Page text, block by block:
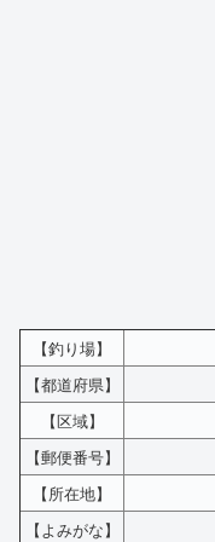
【釣り場】
【都道府県】
【区域】
【郵便番号】
【所在地】
【よみがな】